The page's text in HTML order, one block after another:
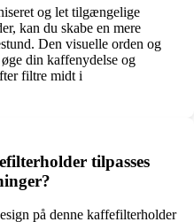
og let tilgængelige
kan du skabe en mere
Den visuelle orden og
din kaffenydelse og
filtre midt i
tilpasses
på denne kaffefilterholder